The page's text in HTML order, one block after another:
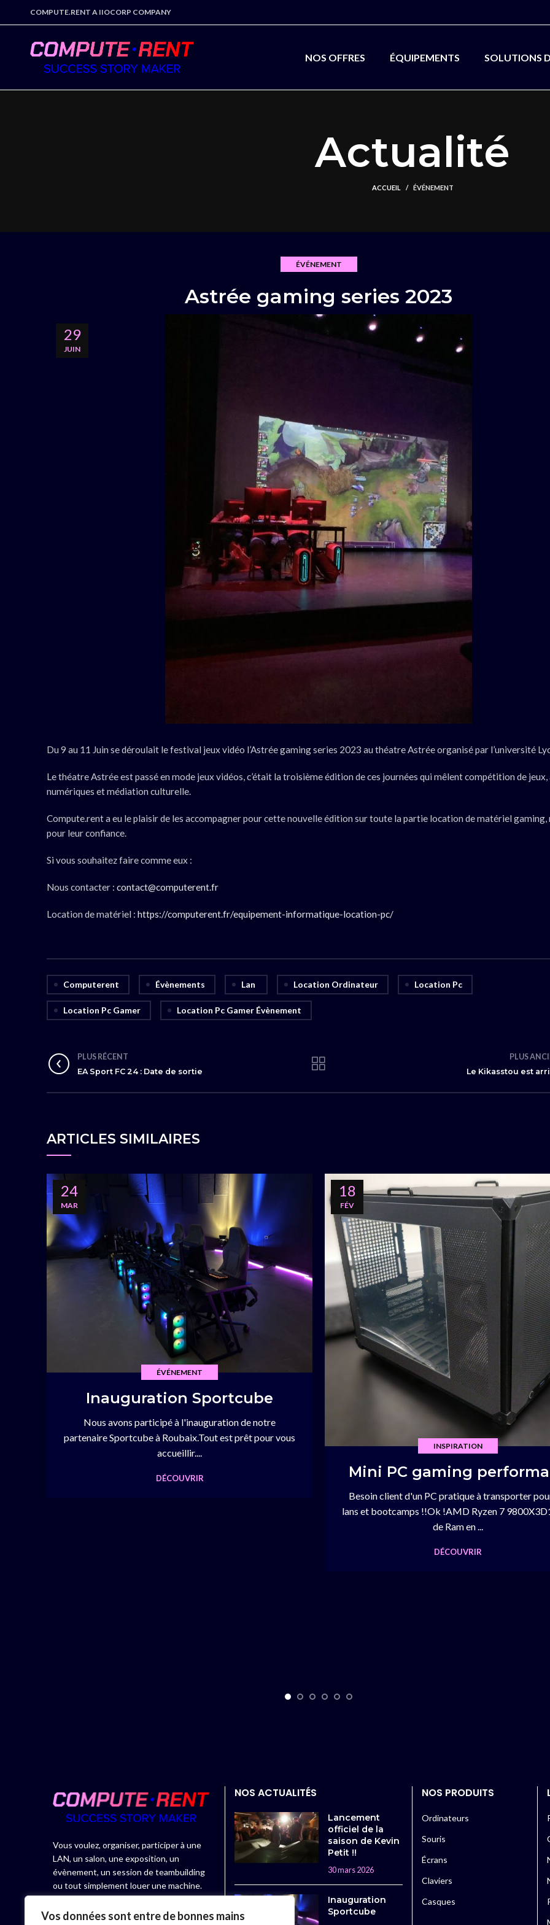
Vos données sont entre de bonnes mains
COMPUTE.RENT A IIOCORP COMPANY
NOS OFFRES ÉQUIPEMENTS SOLUTIONS
Actualité
ACCUEIL ÉVÉNEMENT
ÉVÉNEMENT
Astrée gaming series 2023
29
JUIN
Du 9 au 11 Juin se déroulait le festival jeux vidéo l’Astrée gaming series 2023 au théatre Astrée organisé par l’université
Le théatre Astrée est passé en mode jeux vidéos, c’était la troisième édition de ces journées qui mêlent compétition de jeux,
numériques et médiation culturelle.
Compute.rent a eu le plaisir de les accompagner pour cette nouvelle édition sur toute la partie location de matériel gaming,
pour leur confiance.
Si vous souhaitez faire comme eux :
Nous contacter : contact@computerent.fr
Location de matériel : https://computerent.fr/equipement-informatique-location-pc/
Computerent Évènements Lan Location Ordinateur Location Pc
Location Pc Gamer Location Pc Gamer Évènement
PLUS RÉCENT
EA Sport FC 24 : Date de sortie
PLUS
Le Kikasstou est
ARTICLES SIMILAIRES
24
MAR
ÉVÉNEMENT
Inauguration Sportcube
Nous avons participé à l'inauguration de notre
partenaire Sportcube à Roubaix.Tout est prêt pour vous
accueillir....
DÉCOUVRIR
18
FÉV
INSPIRATION
Mini PC gaming
Besoin client d'un PC pratique à transporter
lans et bootcamps !!Ok !AMD Ryzen 7
de Ram en ...
DÉCOUVRIR
Vous voulez, organiser, participer à une
LAN, un salon, une exposition, un
évènement, un session de teambuilding
ou tout simplement louer une machine.
Compute.rent, spécialiste de la location
NOS ACTUALITÉS
Lancement
officiel de la
saison de Kevin
Petit !!
30 mars 2026
Inauguration
Sportcube
NOS PRODUITS
Ordinateurs
Souris
Écrans
Claviers
Casques